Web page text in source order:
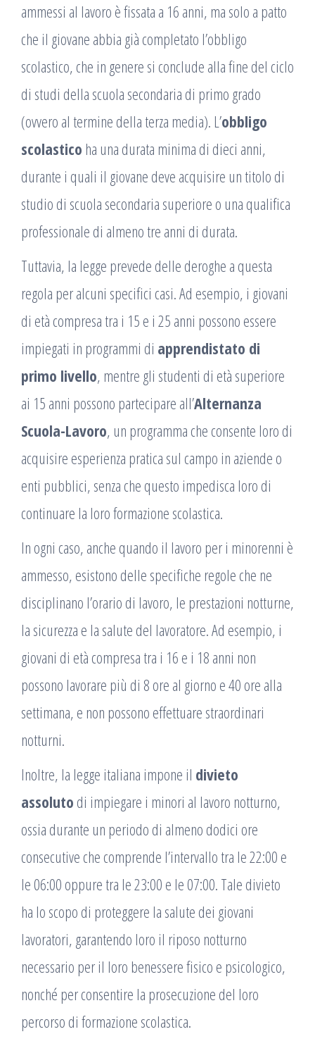
ammessi al lavoro è fissata a 16 anni, ma solo a patto
che il giovane abbia già completato l’obbligo
scolastico, che in genere si conclude alla fine del ciclo
di studi della scuola secondaria di primo grado
(ovvero al termine della terza media). L’obbligo
scolastico ha una durata minima di dieci anni,
durante i quali il giovane deve acquisire un titolo di
studio di scuola secondaria superiore o una qualifica
professionale di almeno tre anni di durata.
Tuttavia, la legge prevede delle deroghe a questa
regola per alcuni specifici casi. Ad esempio, i giovani
di età compresa tra i 15 e i 25 anni possono essere
impiegati in programmi di apprendistato di
primo livello, mentre gli studenti di età superiore
ai 15 anni possono partecipare all’Alternanza
Scuola-Lavoro, un programma che consente loro di
acquisire esperienza pratica sul campo in aziende o
enti pubblici, senza che questo impedisca loro di
continuare la loro formazione scolastica.
In ogni caso, anche quando il lavoro per i minorenni è
ammesso, esistono delle specifiche regole che ne
disciplinano l’orario di lavoro, le prestazioni notturne,
la sicurezza e la salute del lavoratore. Ad esempio, i
giovani di età compresa tra i 16 e i 18 anni non
possono lavorare più di 8 ore al giorno e 40 ore alla
settimana, e non possono effettuare straordinari
notturni.
Inoltre, la legge italiana impone il divieto
assoluto di impiegare i minori al lavoro notturno,
ossia durante un periodo di almeno dodici ore
consecutive che comprende l’intervallo tra le 22:00 e
le 06:00 oppure tra le 23:00 e le 07:00. Tale divieto
ha lo scopo di proteggere la salute dei giovani
lavoratori, garantendo loro il riposo notturno
necessario per il loro benessere fisico e psicologico,
nonché per consentire la prosecuzione del loro
percorso di formazione scolastica.